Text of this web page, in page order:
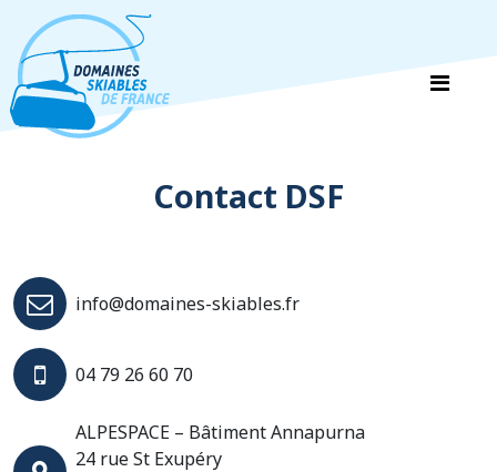
Contact DSF
info@domaines-skiables.fr
04 79 26 60 70
ALPESPACE – Bâtiment Annapurna
24 rue St Exupéry
Panneau de gestion des cookies